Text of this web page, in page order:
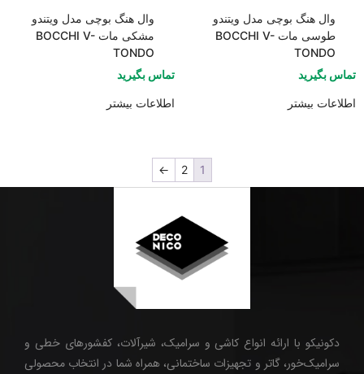
وال هنگ بوچی مدل ویتندو
طوسی مات BOCCHI V-
TONDO
تماس بگیرید
اطلاعات بیشتر
وال هنگ بوچی مدل ویتندو
مشکی مات BOCCHI V-
TONDO
تماس بگیرید
اطلاعات بیشتر
1
2
←
دکونیکو با ارائه انواع کاشی و سرامیک، شیرآلات، کفشورهای خطی و
سرامیک‌خور، گاتر و تجهیزات ساختمانی، همراه شما در انتخاب محصولی